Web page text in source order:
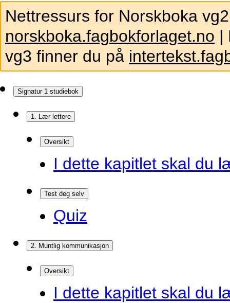
Nettressurs for Norskboka
norskboka.fagbokforlaget.no |
vg3 finner du på
Signatur 1 studiebok
1. Lær lettere
Oversikt
I dette kapitlet skal du
Test deg selv
Quiz
2. Muntlig kommunikasjon
Oversikt
I dette kapitlet skal du